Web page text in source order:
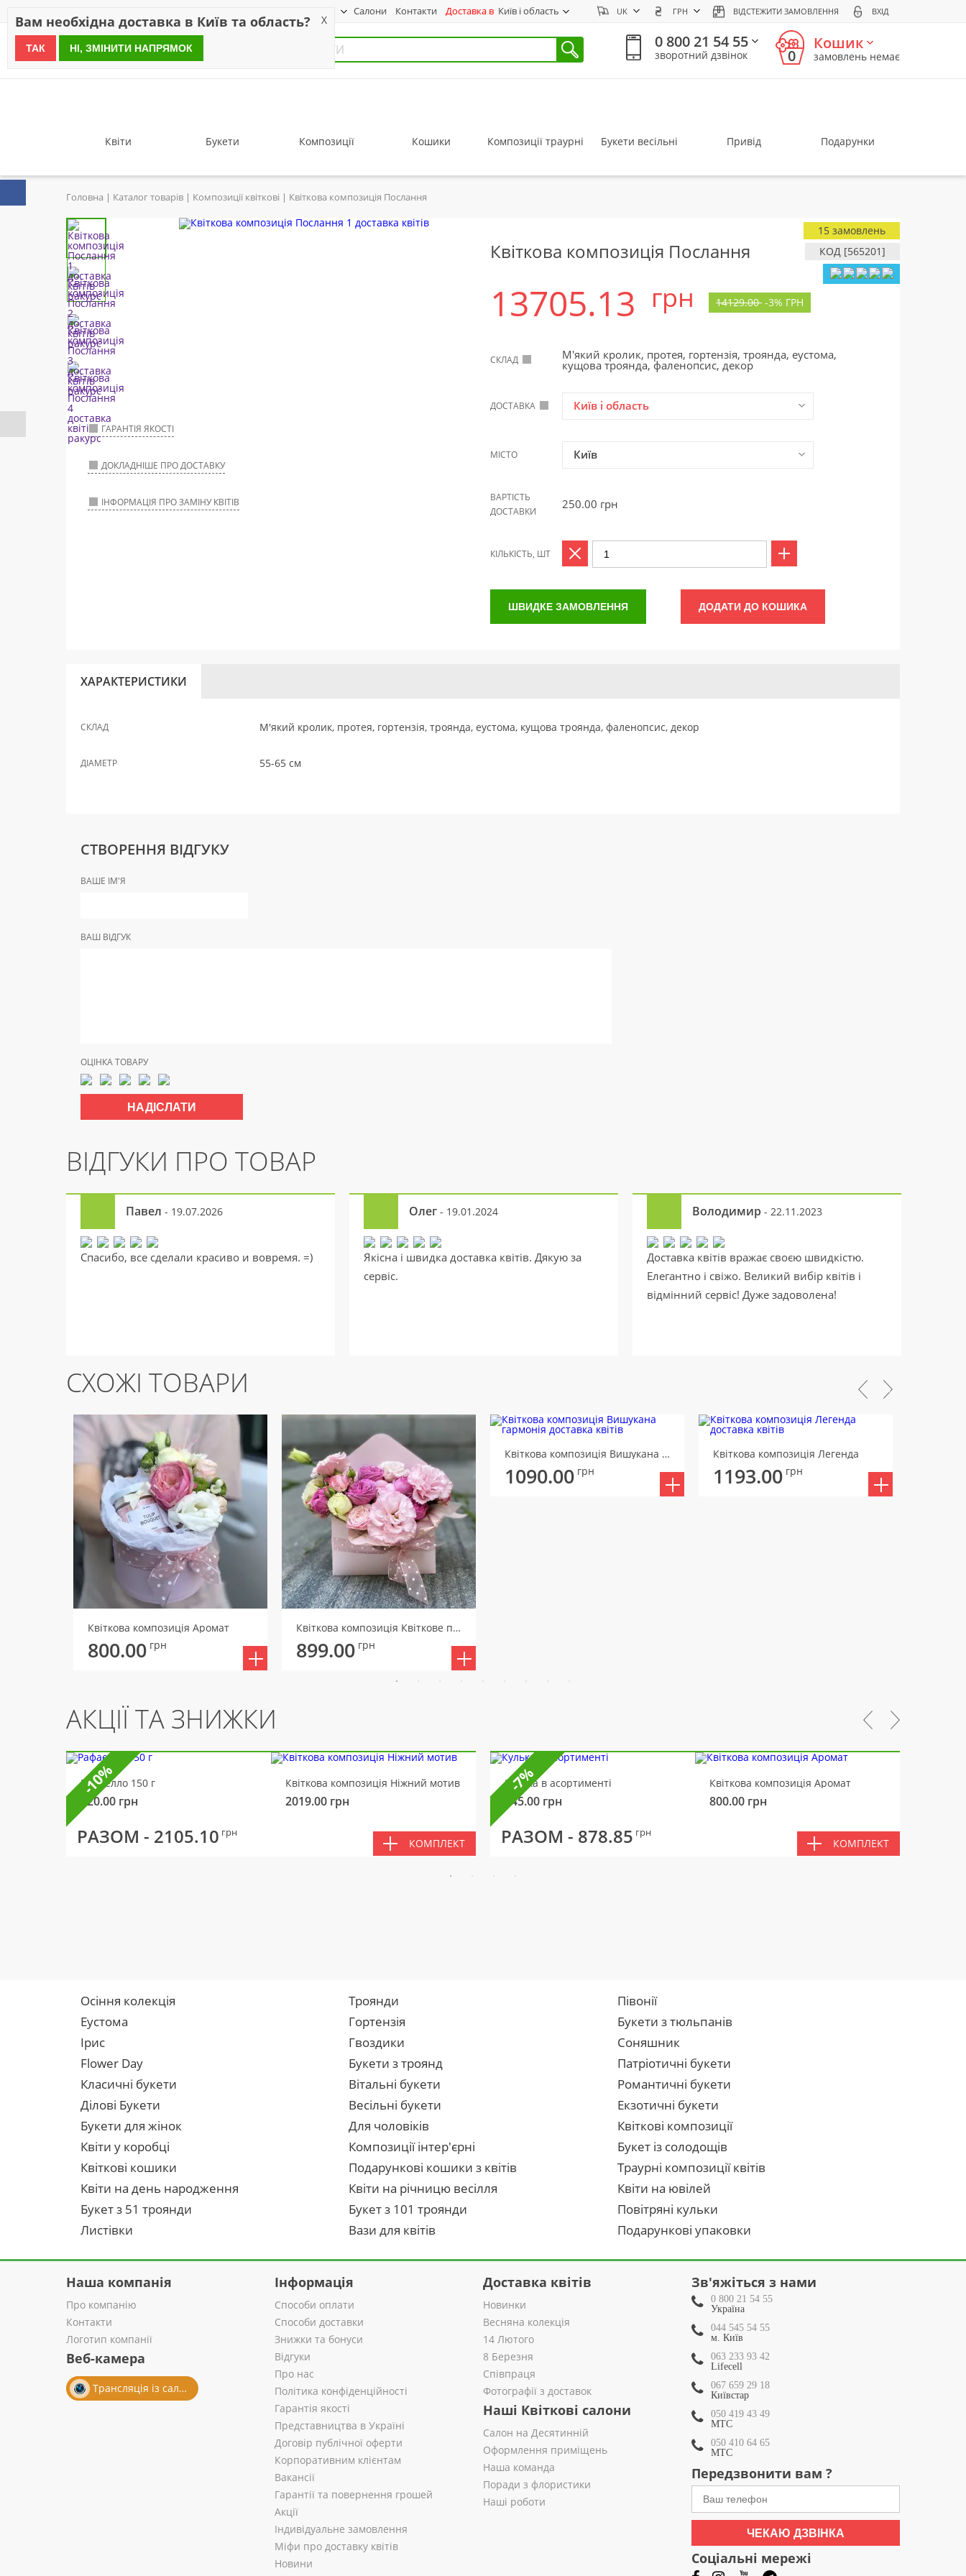
Салони Контакти Доставка в Київ і область UK ГРН ВІДСТЕЖИТИ ЗАМОВЛЕННЯ ВХІД
since 1999
0 800 21 54 55
зворотний дзвінок 0
Кошик
замовлень немає
Квіти Букети Композиції Кошики Композиції траурні Букети весільні Привід Подарунки
Головна Каталог товарів Композиції квіткові Квіткова композиція Послання
ГАРАНТІЯ ЯКОСТІ
ДОКЛАДНІШЕ ПРО ДОСТАВКУ
ІНФОРМАЦІЯ ПРО ЗАМІНУ КВІТІВ
Квіткова композиція Послання КОД [565201]
15 замовлень
13705.13 грн 14129.00 -3% ГРН
СКЛАД М'який кролик, протея, гортензія, троянда, еустома,
кущова троянда, фаленопсис, декор
ДОСТАВКА Київ і область
МІСТО Київ
ВАРТІСТЬ
ДОСТАВКИ
250.00 грн
КІЛЬКІСТЬ, ШТ
ШВИДКЕ ЗАМОВЛЕННЯ ДОДАТИ ДО КОШИКА
ХАРАКТЕРИСТИКИ
СКЛАД М'який кролик, протея, гортензія, троянда, еустома, кущова троянда, фаленопсис, декор
ДІАМЕТР 55-65 см
СТВОРЕННЯ ВІДГУКУ
ВАШЕ ІМ'Я
ВАШ ВІДГУК
ОЦІНКА ТОВАРУ
ВІДГУКИ ПРО ТОВАР
Павел - 19.07.2026
Спасибо, все сделали красиво и вовремя. =)
Олег - 19.01.2024
Якісна і швидка доставка квітів. Дякую за
сервіс.
Володимир - 22.11.2023
Доставка квітів вражає своєю швидкістю.
Елегантно і свіжо. Великий вибір квітів і
відмінний сервіс! Дуже задоволена!
СХОЖІ ТОВАРИ
Квіткова композиція Аромат
800.00 грн
Квіткова композиція Квіткове послання
899.00 грн
Квіткова композиція Вишукана гармонія
1090.00 грн
Квіткова композиція Легенда
1193.00 грн
АКЦІЇ ТА ЗНИЖКИ
Рафаелло 150 г
320.00 грн
Квіткова композиція Ніжний мотив
2019.00 грн
РАЗОМ - 2105.10 грн
КОМПЛЕКТ
-10% Кулька в асортименті
145.00 грн
Квіткова композиція Аромат
800.00 грн
РАЗОМ - 878.85 грн
КОМПЛЕКТ
-7%
Осіння колекція Троянди
Півонії
Еустома
Гортензія
Букети з тюльпанів
Ірис
Гвоздики
Соняшник
Flower Day
Букети з троянд
Патріотичні букети
Класичні букети
Вітальні букети
Романтичні букети
Ділові Букети
Весільні букети
Екзотичні букети
Букети для жінок
Для чоловіків
Квіткові композиції
Квіти у коробці
Композиції інтер'єрні
Букет із солодощів
Квіткові кошики
Подарункові кошики з квітів
Траурні композиції квітів
Квіти на день народження
Квіти на річницю весілля
Квіти на ювілей
Букет з 51 троянди
Букет з 101 троянди
Повітряні кульки
Листівки
Вази для квітів Подарункові упаковки
Наша компанія
Про компанію
Контакти
Логотип компанії
Веб-камера
Трансляція із салону
Інформація
Способи оплати
Способи доставки
Знижки та бонуси
Відгуки
Про нас
Політика конфіденційності
Гарантія якості
Представництва в Україні
Договір публічної оферти
Корпоративним клієнтам
Вакансії
Гарантії та повернення грошей
Акції
Індивідуальне замовлення
Міфи про доставку квітів
Новини
Доставка квітів
Новинки
Весняна колекція
14 Лютого
8 Березня
Співпраця
Фотографії з доставок
Наші Квіткові салони
Салон на Десятинній
Оформлення приміщень
Наша команда
Поради з флористики
Наші роботи
Зв'яжіться з нами
0 800 21 54 55
Україна
044 545 54 55
м. Київ
063 233 93 42
Lifecell
067 659 29 18
Київстар
050 419 43 49
МТС
050 410 64 65
МТС
Передзвонити вам ?
ЧЕКАЮ ДЗВІНКА
Соціальні мережі
Вам необхідна доставка в Київ та область? X
ТАК НІ, ЗМІНИТИ НАПРЯМОК